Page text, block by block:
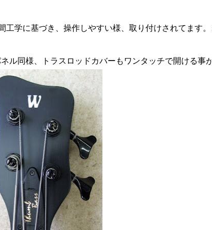
工学に基づき、操作しやすい様、取り付けされてます
ル同様、トラスロッドカバーもワンタッチで開ける事